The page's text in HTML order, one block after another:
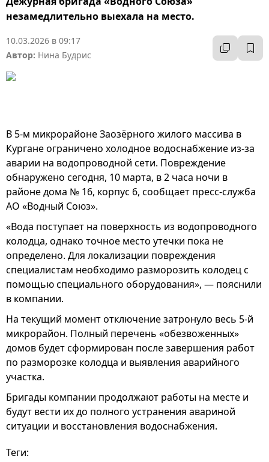
незамедлительно выехала на место.
10.03.2026 в 09:17
Автор: Нина Будрис
В 5-м микрорайоне Заозёрного жилого массива в
Кургане ограничено холодное водоснабжение из-за
аварии на водопроводной сети. Повреждение
обнаружено сегодня, 10 марта, в 2 часа ночи в
районе дома № 16, корпус 6, сообщает пресс-служба
АО «Водный Союз».
«Вода поступает на поверхность из водопроводного
колодца, однако точное место утечки пока не
определено. Для локализации повреждения
специалистам необходимо разморозить колодец с
помощью специального оборудования», — пояснили
в компании.
На текущий момент отключение затронуло весь 5-й
микрорайон. Полный перечень «обезвоженных»
домов будет сформирован после завершения работ
по разморозке колодца и выявления аварийного
участка.
Бригады компании продолжают работы на месте и
будут вести их до полного устранения авариной
ситуации и восстановления водоснабжения.
Теги: